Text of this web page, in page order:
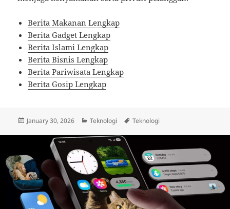
Berita Makanan Lengkap
Berita Gadget Lengkap
Berita Islami Lengkap
Berita Bisnis Lengkap
Berita Pariwisata Lengkap
Berita Gosip Lengkap
Posted
January 30, 2026 Categories
Teknologi Tags
Teknologi